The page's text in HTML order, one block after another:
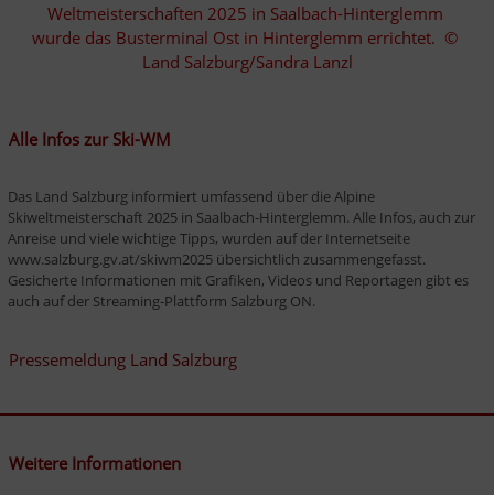
Weltmeisterschaften 2025 in Saalbach-Hinterglemm
wurde das Busterminal Ost in Hinterglemm errichtet.  ©
Land Salzburg/Sandra Lanzl
Alle Infos zur Ski-WM
Das Land Salzburg informiert umfassend über die Alpine
Skiweltmeisterschaft 2025 in Saalbach-Hinterglemm. Alle Infos, auch zur
Anreise und viele wichtige Tipps, wurden auf der Internetseite
www.salzburg.gv.at/skiwm2025 übersichtlich zusammengefasst.
Gesicherte Informationen mit Grafiken, Videos und Reportagen gibt es
auch auf der Streaming-Plattform Salzburg ON.
Pressemeldung Land Salzburg
Weitere Informationen